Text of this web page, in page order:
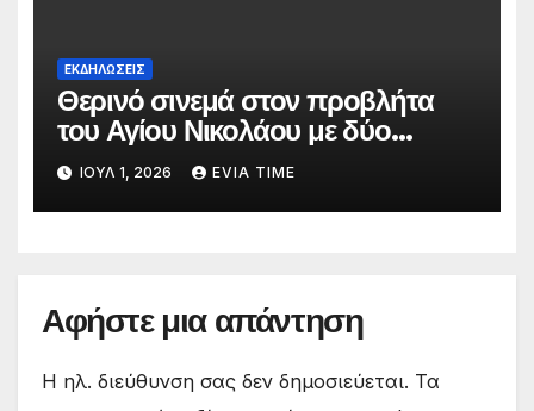
ΕΚΔΗΛΩΣΕΙΣ
Θερινό σινεμά στον προβλήτα
του Αγίου Νικολάου με δύο
οικογενειακές ταινίες
ΙΟΎΛ 1, 2026 EVIA TIME
Αφήστε μια απάντηση
Η ηλ. διεύθυνση σας δεν δημοσιεύεται. Τα